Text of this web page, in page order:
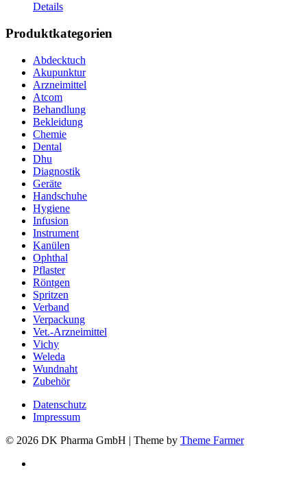
Details
Produktkategorien
Abdecktuch
Akupunktur
Arzneimittel
Atcom
Behandlung
Bekleidung
Chemie
Dental
Dhu
Diagnostik
Geräte
Handschuhe
Hygiene
Infusion
Instrument
Kanülen
Ophthal
Pflaster
Röntgen
Spritzen
Verband
Verpackung
Vet.-Arzneimittel
Vichy
Weleda
Wundnaht
Zubehör
Datenschutz
Impressum
© 2026 DK Pharma GmbH | Theme by Theme Farmer